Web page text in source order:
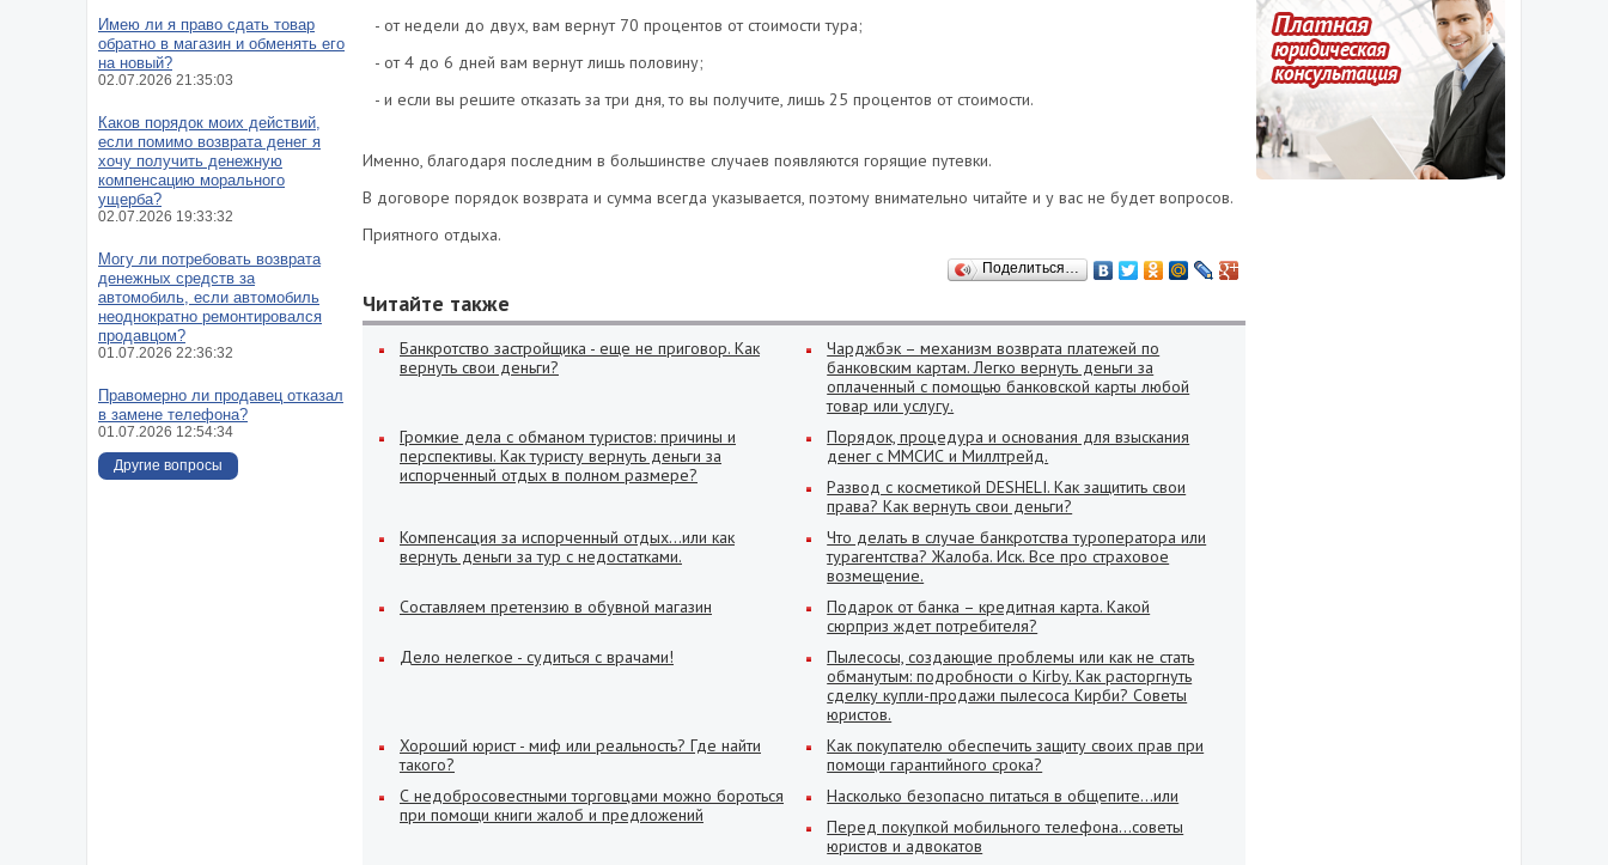
- от недели до двух, вам вернут 70 процентов от стоимости тура;
- от 4 до 6 дней вам вернут лишь половину;
- и если вы решите отказать за три дня, то вы получите, лишь 25 процентов от стоимости.
Именно, благодаря последним в большинстве случаев появляются горящие путевки.
В договоре порядок возврата и сумма всегда указывается, поэтому внимательно читайте и у вас не будет вопросов.
Приятного отдыха.
Поделиться…
Читайте также
Банкротство застройщика - еще не приговор. Как
вернуть свои деньги?
Чарджбэк – механизм возврата платежей по
банковским картам. Легко вернуть деньги за
оплаченный с помощью банковской карты любой
товар или услугу.
Громкие дела с обманом туристов: причины и
перспективы. Как туристу вернуть деньги за
испорченный отдых в полном размере?
Порядок, процедура и основания для взыскания
денег с ММСИС и Миллтрейд.
Развод с косметикой DESHELI. Как защитить свои
права? Как вернуть свои деньги?
Компенсация за испорченный отдых...или как
вернуть деньги за тур с недостатками.
Что делать в случае банкротства туроператора или
турагентства? Жалоба. Иск. Все про страховое
возмещение.
Составляем претензию в обувной магазин
Подарок от банка – кредитная карта. Какой
сюрприз ждет потребителя?
Дело нелегкое - судиться с врачами!
Пылесосы, создающие проблемы или как не стать
обманутым: подробности о Kirby. Как расторгнуть
сделку купли-продажи пылесоса Кирби? Советы
юристов.
Хороший юрист - миф или реальность? Где найти
такого?
Как покупателю обеспечить защиту своих прав при
помощи гарантийного срока?
С недобросовестными торговцами можно бороться
при помощи книги жалоб и предложений
Насколько безопасно питаться в общепите...или
Перед покупкой мобильного телефона...советы
юристов и адвокатов
Имею ли я право сдать товар
обратно в магазин и обменять его
на новый?
02.07.2026 21:35:03
Каков порядок моих действий,
если помимо возврата денег я
хочу получить денежную
компенсацию морального
ущерба?
02.07.2026 19:33:32
Могу ли потребовать возврата
денежных средств за
автомобиль, если автомобиль
неоднократно ремонтировался
продавцом?
01.07.2026 22:36:32
Правомерно ли продавец отказал
в замене телефона?
01.07.2026 12:54:34
Другие вопросы